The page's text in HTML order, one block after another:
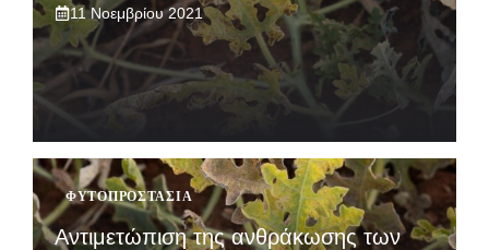
11 Νοεμβρίου 2021
ΦΥΤΟΠΡΟΣΤΑΣΊΑ
Αντιμετώπιση της ανθράκωσης των